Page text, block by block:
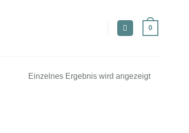
0
Einzelnes Ergebnis wird angezeigt